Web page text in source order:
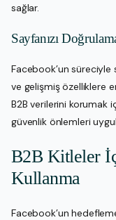
sağlar.
Sayfanızı
Facebook’un süreciyle
ve gelişmiş özelliklere
B2B verilerini korumak
güvenlik önlemleri
B2B Kitleler
Kullanma
Facebook’un